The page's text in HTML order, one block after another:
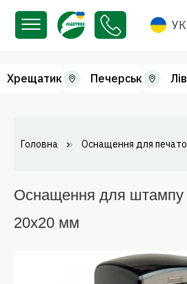
Хрещатик Печерськ
Головна Оснащення для
Оснащення для штампу
20х20 мм